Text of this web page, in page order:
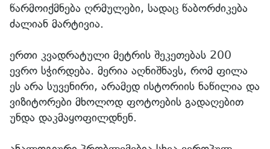
წარმოიქმნება ღრმულები, სადაც წაბორძიკება
ძალიან მარტივია.
ერთი კვადრატული მეტრის შეკეთებას 200
ევრო სჭირდება. მერია აღნიშნავს, რომ ფილა
ეს არა სუვენირი, არამედ ისტორიის ნაწილია და
ვიზიტორები მხოლოდ ფოტოების გადაღებით
უნდა დაკმაყოფილდნენ.